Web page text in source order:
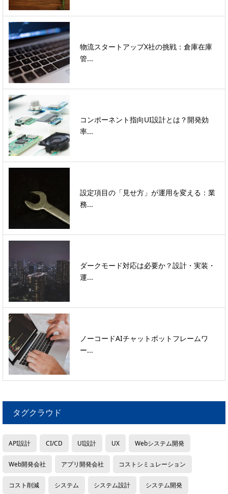
物流スタートアップX社の挑戦：倉庫在庫
管...
コンポーネント指向UI設計とは？開発効
率...
設定項目の「見せ方」が運用を変える：業
務...
ダークモード対応は必要か？設計・実装・
運...
ノーコードAIチャットボットフレームワ
ー...
タグクラウド
API設計 CI/CD UI設計 UX Webシステム開発
Web開発会社 アプリ開発会社 コストシミュレーション
コスト削減 システム システム設計 システム開発